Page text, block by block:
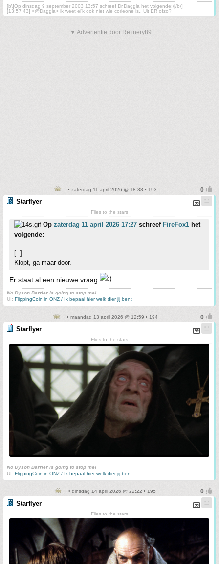
[b\]Op dinsdag 9 september 2003 13:57 schreef Dr.Daggla het volgende:\[/b\]
[13:57:43] <@Daggla> ik weet ei'k ook niet wie corleone is.. Uit ER ofzo?
▼ Advertentie door Refinery89
• zaterdag 11 april 2026 @ 18:38 • 193
Starflyer
Flies to the stars
Op zaterdag 11 april 2026 17:27 schreef FireFox1 het
volgende:
[..]
Klopt, ga maar door.
Er staat al een nieuwe vraag
No Dyson Barrier is going to stop me!
UI: FlippingCoin in ONZ / Ik bepaal hier welk dier jij bent
• maandag 13 april 2026 @ 12:59 • 194
Starflyer
Flies to the stars
No Dyson Barrier is going to stop me!
UI: FlippingCoin in ONZ / Ik bepaal hier welk dier jij bent
• dinsdag 14 april 2026 @ 22:22 • 195
Starflyer
Flies to the stars